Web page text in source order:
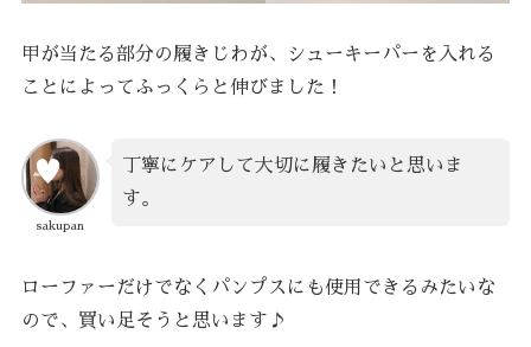
甲が当たる部分の履きじわが、シューキーパーを入れる
ことによってふっくらと伸びました！
sakupan
丁寧にケアして大切に履きたいと思いま
す。
ローファーだけでなくパンプスにも使用できるみたいな
ので、買い足そうと思います♪